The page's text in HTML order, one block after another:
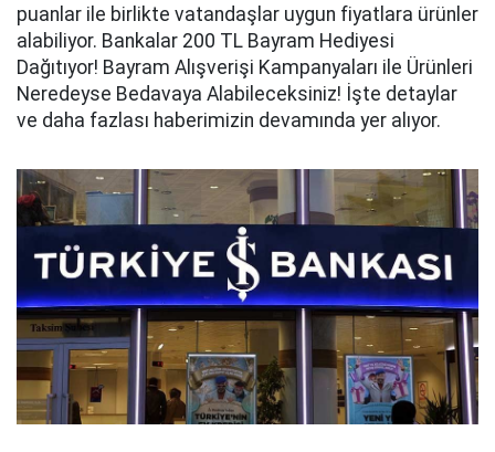
puanlar ile birlikte vatandaşlar uygun fiyatlara ürünler
alabiliyor. Bankalar 200 TL Bayram Hediyesi
Dağıtıyor! Bayram Alışverişi Kampanyaları ile Ürünleri
Neredeyse Bedavaya Alabileceksiniz! İşte detaylar
ve daha fazlası haberimizin devamında yer alıyor.